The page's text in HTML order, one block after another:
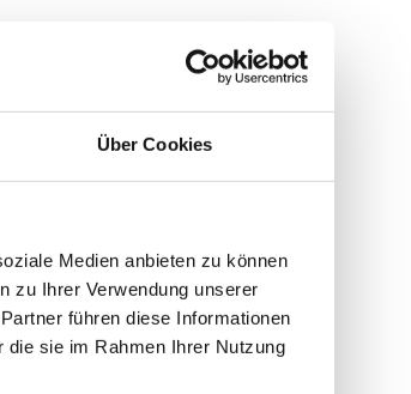
Über Cookies
Medien anbieten zu können
zu Ihrer Verwendung unserer
führen diese Informationen
die sie im Rahmen Ihrer Nutzung